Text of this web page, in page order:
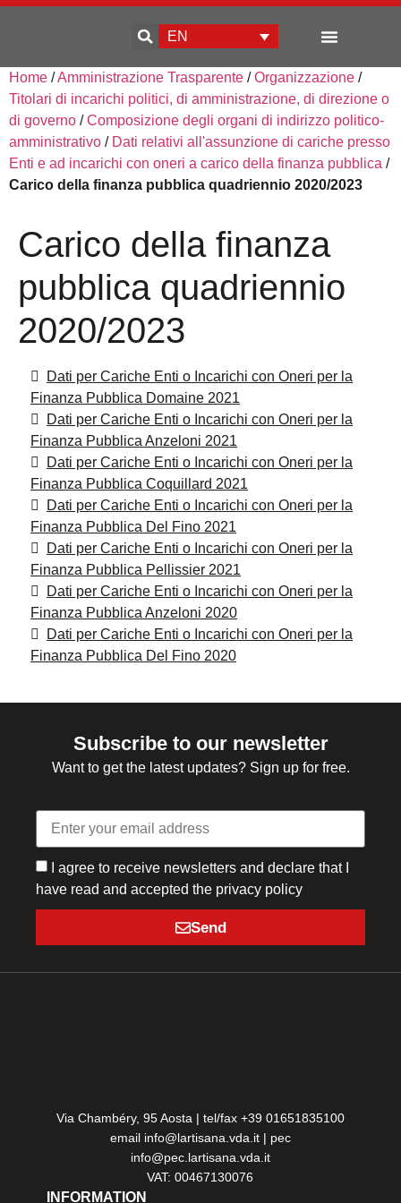
EN
Home /Amministrazione Trasparente /Organizzazione /
Titolari di incarichi politici, di amministrazione, di direzione o
di governo /Composizione degli organi di indirizzo politico-
amministrativo / Dati relativi all'assunzione di cariche presso
Enti e ad incarichi con oneri a carico della finanza pubblica /
Carico della finanza pubblica quadriennio 2020/2023
Carico della finanza
pubblica quadriennio
2020/2023
Dati per Cariche Enti o Incarichi con Oneri per la
Finanza Pubblica Domaine 2021
Dati per Cariche Enti o Incarichi con Oneri per la
Finanza Pubblica Anzeloni 2021
Dati per Cariche Enti o Incarichi con Oneri per la
Finanza Pubblica Coquillard 2021
Dati per Cariche Enti o Incarichi con Oneri per la
Finanza Pubblica Del Fino 2021
Dati per Cariche Enti o Incarichi con Oneri per la
Finanza Pubblica Pellissier 2021
Dati per Cariche Enti o Incarichi con Oneri per la
Finanza Pubblica Anzeloni 2020
Dati per Cariche Enti o Incarichi con Oneri per la
Finanza Pubblica Del Fino 2020
Subscribe to our newsletter
Want to get the latest updates? Sign up for free.
I agree to receive newsletters and declare that I
have read and accepted the privacy policy
Send
Via Chambéry, 95 Aosta | tel/fax +39 01651835100
email info@lartisana.vda.it | pec
info@pec.lartisana.vda.it
VAT: 00467130076
INFORMATION